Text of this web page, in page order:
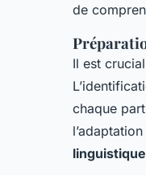
de
Il est
chaque